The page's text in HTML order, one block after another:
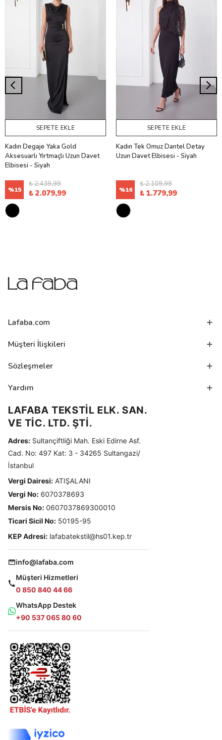
SEPETE EKLE
Kadın Degaje Yaka Gold
Aksesuarlı Yırtmaçlı Uzun Davet
Elbisesi - Siyah
%15
₺ 2.439,99
₺ 2.079,99
SEPETE EKLE
Kadın Tek Omuz Dantel Detay
Uzun Davet Elbisesi - Siyah
%16
₺ 2.109,99
₺ 1.779,99
Lafaba.com
Müşteri İlişkileri
Sözleşmeler
Yardım
LAFABA TEKSTİL ELK. SAN.
VE TİC. LTD. ŞTİ.
Adres: Sultançiftliği Mah. Eski Edirne Asf.
Cad. No: 497 Kat: 3 - 34265 Sultangazi/
İstanbul
Vergi Dairesi: ATIŞALANI
Vergi No: 6070378693
Mersis No: 0607037869300010
Ticari Sicil No: 50195-95
KEP Adresi: lafabatekstil@hs01.kep.tr
info@lafaba.com
Müşteri Hizmetleri
0 850 840 44 66
WhatsApp Destek
+90 537 065 80 60